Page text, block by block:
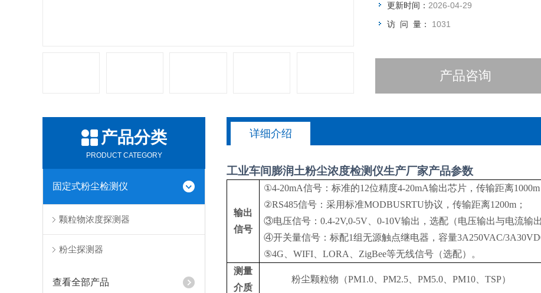
更新时间： 2026-04-29
访 问 量： 1031
产品咨询
产品分类
PRODUCT CATEGORY
固定式粉尘检测仪
颗粒物浓度探测器
粉尘探测器
查看全部产品
详细介绍
工业车间膨润土粉尘浓度检测仪生产厂家产品参数
输出
信号
①4-20mA信号：标准的12位精度4-20mA输出芯片，传输距离1000m
②RS485信号：采用标准MODBUSRTU协议，传输距离1200m；
③电压信号：0.4-2V,0-5V、0-10V输出，选配（电压输出与电流输
④开关量信号：标配1组无源触点继电器，容量3A250VAC/
⑤4G、WIFI、LORA、ZigBee等无线信号（选配）。
测量
介质
粉尘颗粒物（PM1.0、PM2.5、PM5.0、PM10、TSP）